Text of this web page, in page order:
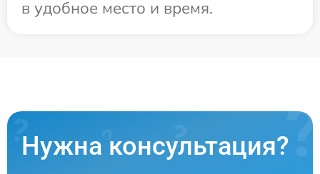
в удобное место и время.
Нужна консультация?